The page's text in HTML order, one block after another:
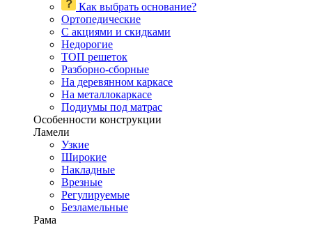
Как выбрать основание?
Ортопедические
С акциями и скидками
Недорогие
ТОП решеток
Разборно-сборные
На деревянном каркасе
На металлокаркасе
Подиумы под матрас
Особенности конструкции
Ламели
Узкие
Широкие
Накладные
Врезные
Регулируемые
Безламельные
Рама